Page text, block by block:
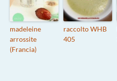
madeleine
arrossite
(Francia)
raccolto WHB
405